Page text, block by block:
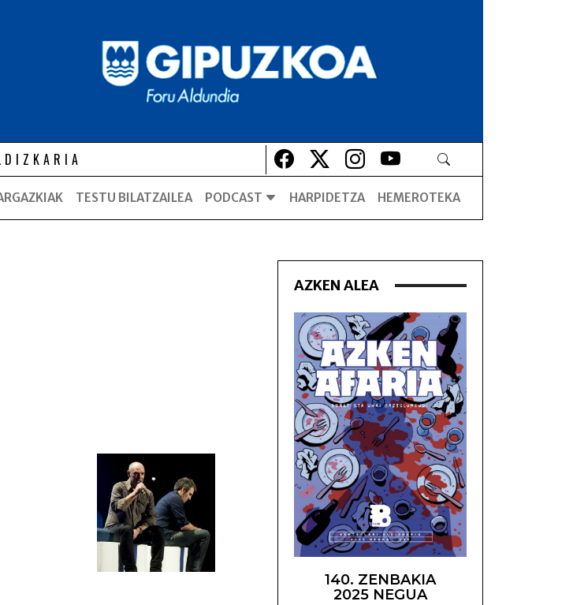
Lehio berrian irekiko da
Lehio berrian irekiko da
Lehio berrian irekiko da
Lehio berrian irekiko da
TESTU BILATZAILEA PODCAST HARPIDETZA HEMEROTEKA
AZKEN ALEA
140. ZENBAKIA
2025 NEGUA